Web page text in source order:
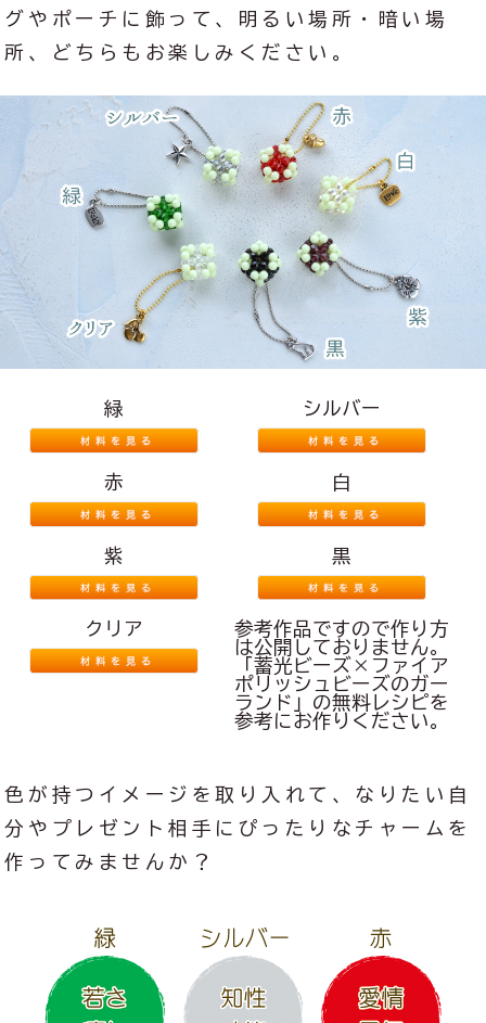
グやポーチに飾って、明るい場所・暗い場
所、どちらもお楽しみください。
緑 シルバー
赤 白
紫 黒
クリア
参考作品ですので作り方
は公開しておりません。
「蓄光ビーズ×ファイア
ポリッシュビーズのガー
ランド 」の無料レシピを
参考にお作りください。
色が持つイメージを取り入れて、なりたい自
分やプレゼント相手にぴったりなチャームを
作ってみませんか？